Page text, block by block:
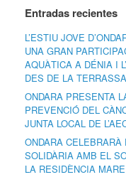
Entradas recientes
L’ESTIU JOVE
UNA GRAN
AQUÀTICA A DÉNIA I
DES DE LA
ONDARA PRESENTA
PREVENCIÓ DEL
JUNTA LOCAL DE
ONDARA CELEBRARÀ
SOLIDÀRIA AMB EL
LA RESIDÈNCIA